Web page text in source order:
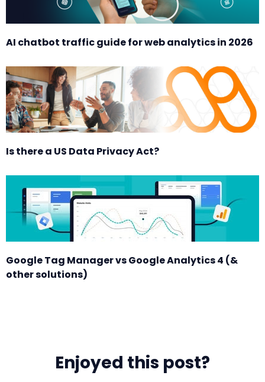
AI chatbot traffic guide for web analytics in 2026
Is there a US Data Privacy Act?
Google Tag Manager vs Google Analytics 4 (&
other solutions)
Enjoyed this post?